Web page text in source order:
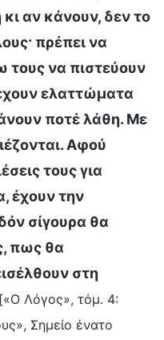
αν κάνουν, δεν το
πρέπει να
τους να πιστεύουν
έχουν ελαττώματα
ποτέ λάθη. Με
Αφού
τους για
έχουν την
σίγουρα θα
πως θα
στη
[«Ο Λόγος», τόμ. 4:
Σημείο ένατο